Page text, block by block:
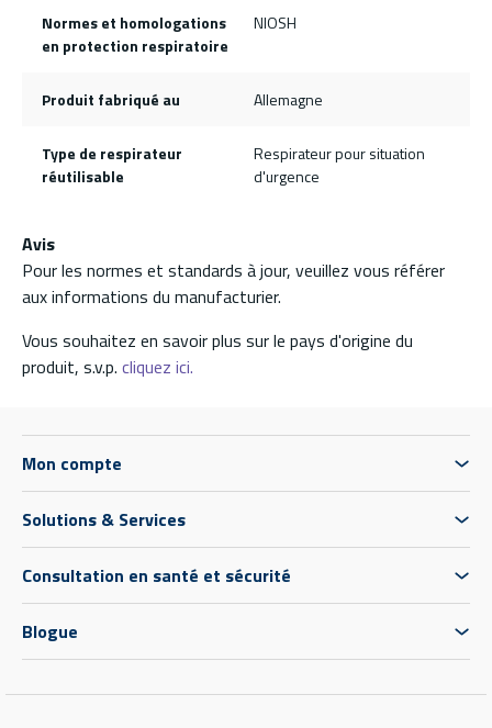
Normes et homologations
en protection respiratoire
NIOSH
Produit fabriqué au Allemagne
Type de respirateur
réutilisable
Respirateur pour situation
d'urgence
Avis
Pour les normes et standards à jour, veuillez vous référer
aux informations du manufacturier.
Vous souhaitez en savoir plus sur le pays d'origine du
produit, s.v.p. cliquez ici.
Mon compte
Solutions & Services
Consultation en santé et sécurité
Blogue